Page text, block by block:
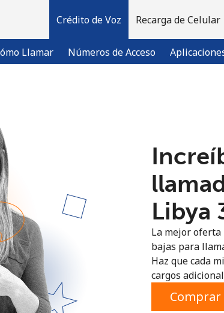
Crédito de Voz
Llamar Números de Acceso
Recarga de Celular
¿Ya tienes una cuenta? Inicia sesión
Regístrate con
Libya
La mejor
bajas para
Haz que cada
cargos